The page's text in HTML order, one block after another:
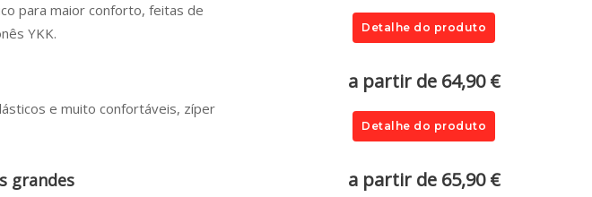
para maior conforto, feitas de
YKK.
Detalhe do produto
e muito confortáveis, zíper
a partir de 64,90 €
Detalhe do produto
grandes a partir de 65,90 €